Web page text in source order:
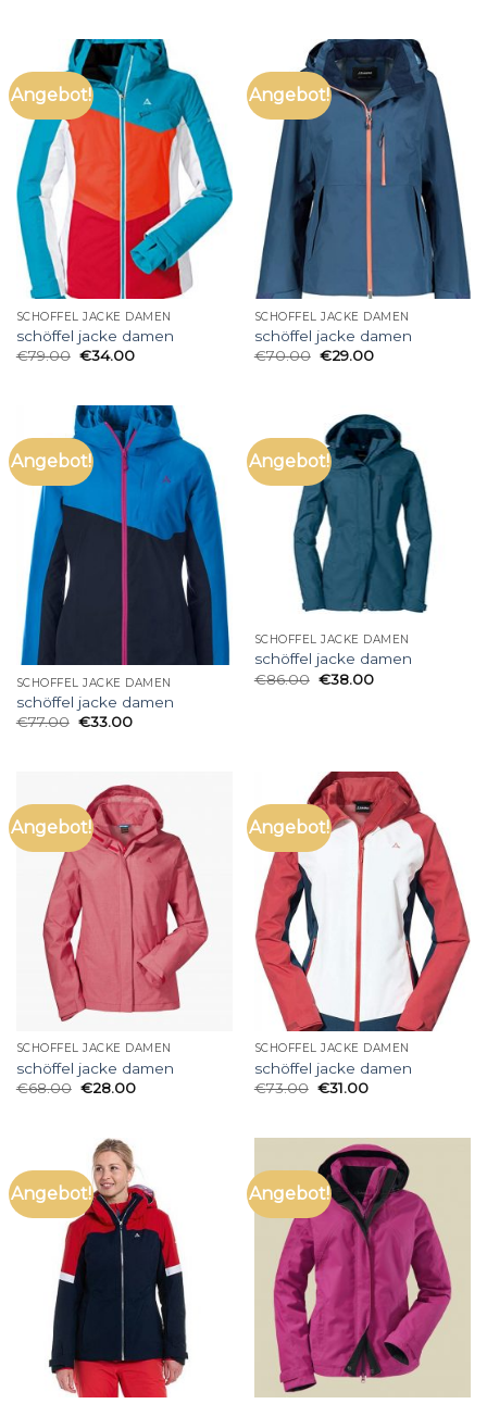
Angebot!
SCHÖFFEL JACKE DAMEN
schöffel jacke damen
€79.00 €34.00
Angebot!
SCHÖFFEL JACKE DAMEN
schöffel jacke damen
€70.00 €29.00
Angebot!
SCHÖFFEL JACKE DAMEN
schöffel jacke damen
€77.00 €33.00
Angebot!
SCHÖFFEL JACKE DAMEN
schöffel jacke damen
€86.00 €38.00
Angebot!
SCHÖFFEL JACKE DAMEN
schöffel jacke damen
€68.00 €28.00
Angebot!
SCHÖFFEL JACKE DAMEN
schöffel jacke damen
€73.00 €31.00
Angebot! Angebot!